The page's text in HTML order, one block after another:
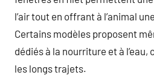
l’air tout en offrant à l’animal
Certains modèles proposent
dédiés à la nourriture et à
les longs trajets.